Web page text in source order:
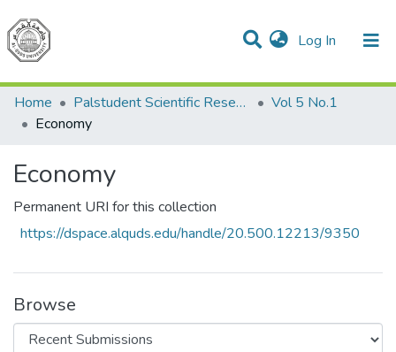
Log In (current)
Communities & Collections
All of DSpace
Home
Palstudent Scientific Research Journal
Vol 5 No.1
Economy
Economy
Permanent URI for this collection
https://dspace.alquds.edu/handle/20.500.12213/9350
Browse